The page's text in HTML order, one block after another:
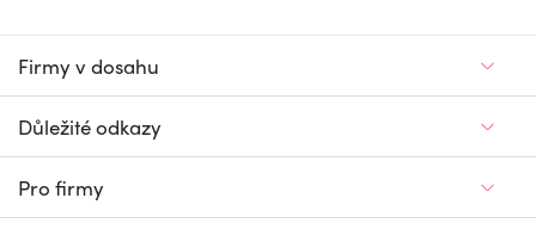
Firmy v dosahu
Důležité odkazy
Pro firmy